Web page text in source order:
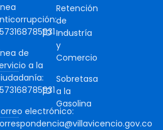
de
a la
electrónico:
Retención
de
Industría
y
Comercio
Sobretasa
a la
Gasolina